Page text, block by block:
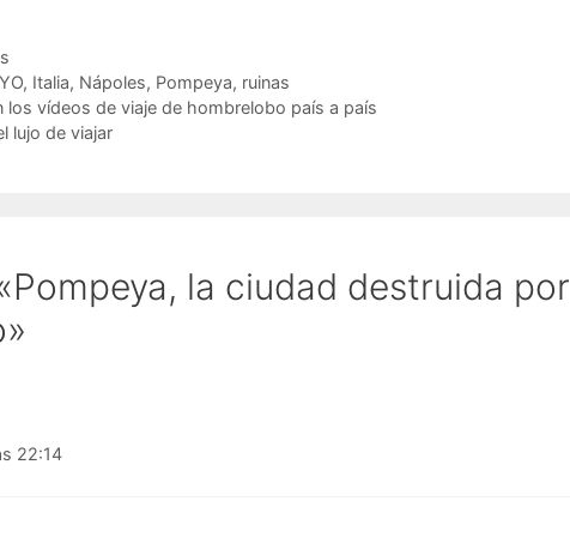
, Italia, Nápoles, Pompeya, ruinas
vídeos de viaje de hombrelobo país a país
lujo de viajar
la ciudad destruida por
22:14